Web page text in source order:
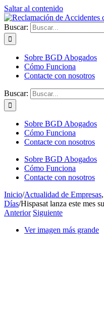
Saltar al contenido
Buscar:
Sobre BGD Abogados
Cómo Funciona
Contacte con nosotros
Buscar:
Sobre BGD Abogados
Cómo Funciona
Contacte con nosotros
Sobre BGD Abogados
Cómo Funciona
Contacte con nosotros
Inicio/Actualidad de Empresas,
Días/Hispasat lanza este mes
Anterior Siguiente
Ver imagen más grande